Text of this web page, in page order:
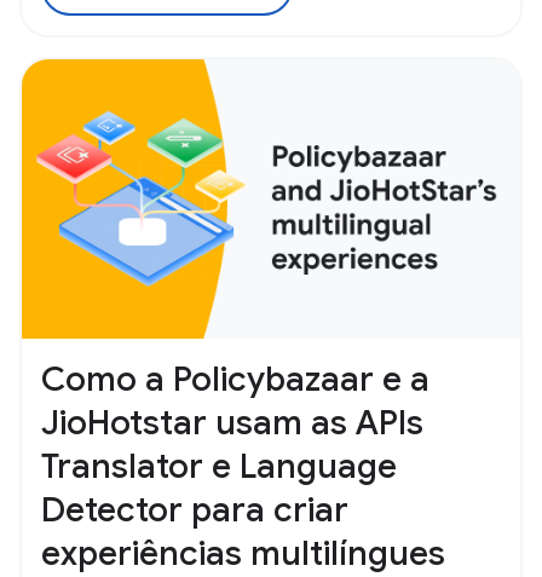
Como a Policybazaar e a
JioHotstar usam as APIs
Translator e Language
Detector para criar
experiências multilíngues